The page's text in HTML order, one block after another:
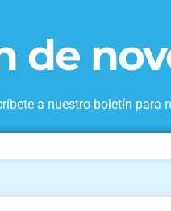
de
a nuestro boletín para